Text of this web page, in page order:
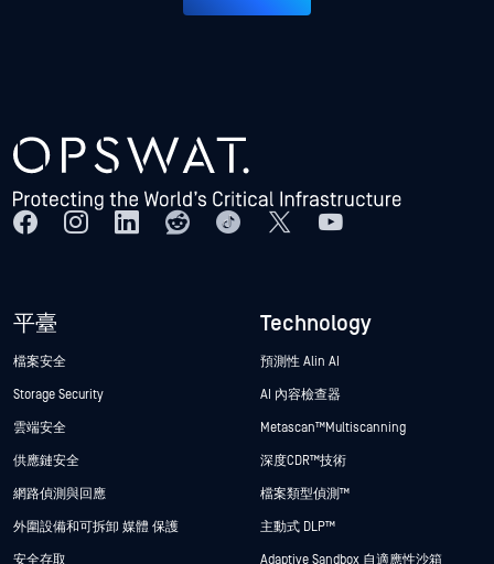
平臺
檔案安全
Storage Security
雲端安全
供應鏈安全
網路偵測與回應
外圍設備和可拆卸 媒體 保護
安全存取
Technology
預測性 Alin AI
AI 內容檢查器
Metascan™ Multiscanning
深度CDR™技術
檔案類型偵測™
主動式 DLP™
Adaptive Sandbox 自適應性沙箱